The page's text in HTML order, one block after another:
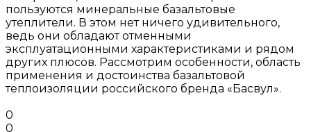
пользуются минеральные базальтовые
утеплители. В этом нет ничего удивительного,
ведь они обладают отменными
эксплуатационными характеристиками и рядом
других плюсов. Рассмотрим особенности, область
применения и достоинства базальтовой
теплоизоляции российского бренда «Басвул».
0
0